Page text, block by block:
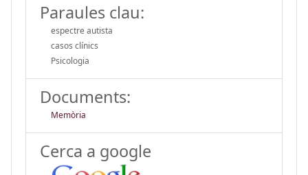
Paraules clau:
espectre autista
casos clínics
Psicologia
Documents:
Memòria
Cerca a google